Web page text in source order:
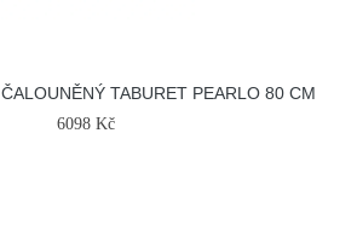
TABURET PEARLO 80 CM
6098 Kč